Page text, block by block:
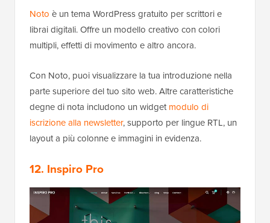
Noto è un tema WordPress gratuito per scrittori e
librai digitali. Offre un modello creativo con colori
multipli, effetti di movimento e altro ancora.
Con Noto, puoi visualizzare la tua introduzione nella
parte superiore del tuo sito web. Altre caratteristiche
degne di nota includono un widgetmodulo di
iscrizione alla newsletter, supporto per lingue RTL, un
layout a più colonne e immagini in evidenza.
12. Inspiro Pro